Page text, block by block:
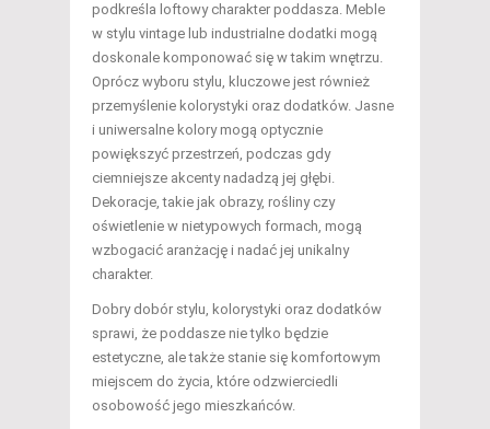
podkreśla loftowy charakter poddasza. Meble
w stylu vintage lub industrialne dodatki mogą
doskonale komponować się w takim wnętrzu.
Oprócz wyboru stylu, kluczowe jest również
przemyślenie kolorystyki oraz dodatków. Jasne
i uniwersalne kolory mogą optycznie
powiększyć przestrzeń, podczas gdy
ciemniejsze akcenty nadadzą jej głębi.
Dekoracje, takie jak obrazy, rośliny czy
oświetlenie w nietypowych formach, mogą
wzbogacić aranżację i nadać jej unikalny
charakter.
Dobry dobór stylu, kolorystyki oraz dodatków
sprawi, że poddasze nie tylko będzie
estetyczne, ale także stanie się komfortowym
miejscem do życia, które odzwierciedli
osobowość jego mieszkańców.